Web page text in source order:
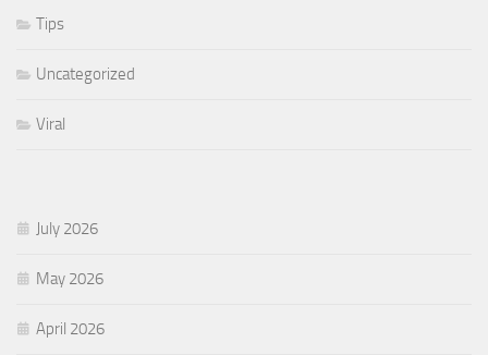
Tips
Uncategorized
Viral
July 2026
May 2026
April 2026